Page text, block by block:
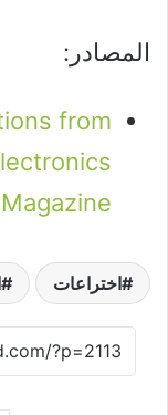
المصادر:
from
اختراعات